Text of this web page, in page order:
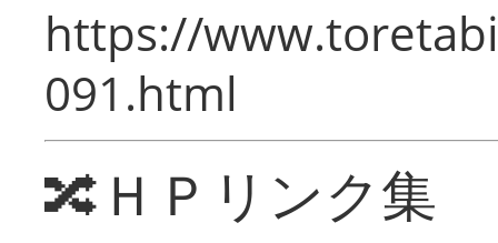
https://
091.html
🔀ＨＰリンク集